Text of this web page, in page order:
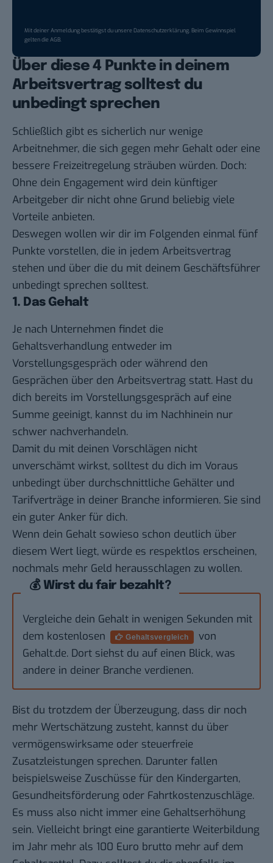
Mit deiner Anmeldung bestätigst du unsereDatenschutzerklärung. Beim Gewinnspiel
gelten dieAGB.
Über diese 4 Punkte in deinem
Arbeitsvertrag solltest du
unbedingt sprechen
Schließlich gibt es sicherlich nur wenige
Arbeitnehmer, die sich gegen mehr Gehalt oder eine
bessere Freizeitregelung sträuben würden. Doch:
Ohne dein Engagement wird dein künftiger
Arbeitgeber dir nicht ohne Grund beliebig viele
Vorteile anbieten.
Deswegen wollen wir dir im Folgenden einmal fünf
Punkte vorstellen, die in jedem Arbeitsvertrag
stehen und über die du mit deinem Geschäftsführer
unbedingt sprechen solltest.
1. Das Gehalt
Je nach Unternehmen findet die
Gehaltsverhandlung entweder im
Vorstellungsgespräch oder während den
Gesprächen über den Arbeitsvertrag statt. Hast du
dich bereits im Vorstellungsgespräch auf eine
Summe geeinigt, kannst du im Nachhinein nur
schwer nachverhandeln.
Damit du mit deinen Vorschlägen nicht
unverschämt wirkst, solltest du dich im Voraus
unbedingt über durchschnittliche Gehälter und
Tarifverträge in deiner Branche informieren. Sie sind
ein guter Anker für dich.
Wenn dein Gehalt sowieso schon deutlich über
diesem Wert liegt, würde es respektlos erscheinen,
nochmals mehr Geld herausschlagen zu wollen.
💰 Wirst du fair bezahlt?
Vergleiche dein Gehalt in wenigen Sekunden mit
dem kostenlosen
Gehaltsvergleich
von
Gehalt.de. Dort siehst du auf einen Blick, was
andere in deiner Branche verdienen.
Bist du trotzdem der Überzeugung, dass dir noch
mehr Wertschätzung zusteht, kannst du über
vermögenswirksame oder steuerfreie
Zusatzleistungen sprechen. Darunter fallen
beispielsweise Zuschüsse für den Kindergarten,
Gesundheitsförderung oder Fahrtkostenzuschläge.
Es muss also nicht immer eine Gehaltserhöhung
sein. Vielleicht bringt eine garantierte Weiterbildung
im Jahr mehr als 100 Euro brutto mehr auf dem